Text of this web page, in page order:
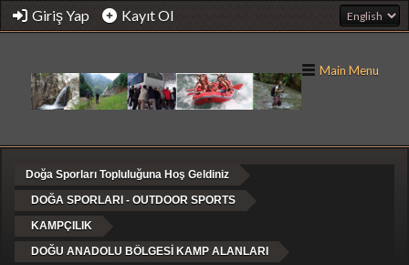
Giriş Yap Kayıt Ol
Main Menu
Doğa Sporları Topluluğuna Hoş Geldiniz
DOĞA SPORLARI - OUTDOOR SPORTS
KAMPÇILIK
DOĞU ANADOLU BÖLGESİ KAMP ALANLARI